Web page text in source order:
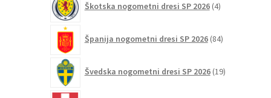
Škotska nogometni dresi SP 2026 4izdelki
Španija nogometni dresi SP 2026 84izdelkov
Švedska nogometni dresi SP 2026 19izdelkov